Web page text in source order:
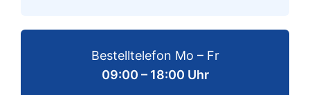
Bestelltelefon Mo – Fr
09:00 – 18:00 Uhr